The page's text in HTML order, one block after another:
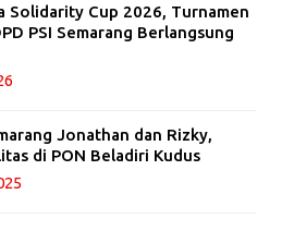
Solidarity Cup 2026, Turnamen
PSI Semarang Berlangsung
Jonathan dan Rizky,
di PON Beladiri Kudus